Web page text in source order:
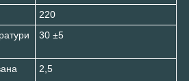
220
30 ±5
2,5